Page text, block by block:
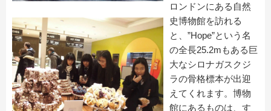
ロンドンにある自然
史博物館を訪れる
と、”Hope”という名
の全長25.2mもある巨
大なシロナガスクジ
ラの骨格標本が出迎
えてくれます。博物
館にあるものは、す